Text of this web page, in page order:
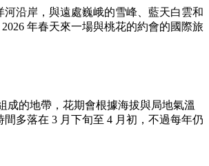
沿岸，與遠處巍峨的雪峰、藍天白雲和
年春天來一場與桃花的約會的國際旅
成的地帶，花期會根據海拔與局地氣溫
多落在 3 月下旬至 4 月初，不過每年仍